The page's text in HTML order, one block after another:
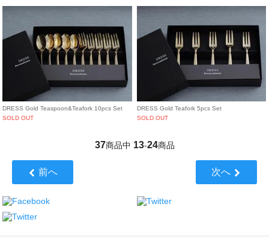
DRESS Gold Teaspoon&Teafork 10pcs Set
SOLD OUT
DRESS Gold Teafork 5pcs Set
SOLD OUT
37商品中 13-24商品
前へ 次へ